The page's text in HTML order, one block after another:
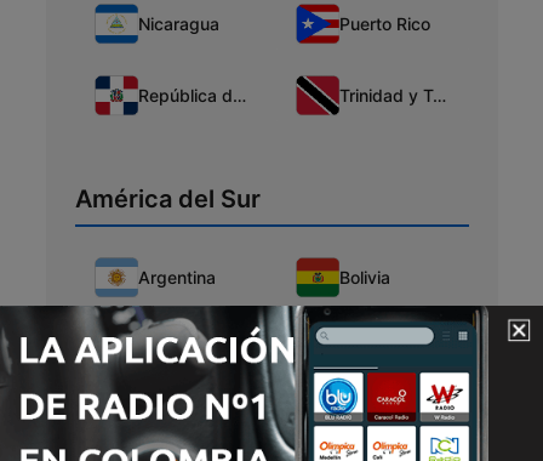
Nicaragua Puerto Rico
República de Santo Domingo Trinidad y Tobago
América del Sur
Argentina Bolivia
Brasil Chile
Colombia Ecuador